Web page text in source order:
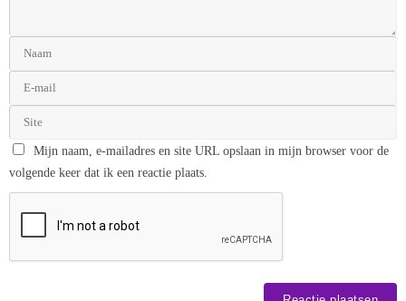
Mijn naam, e-mailadres en site URL opslaan in mijn browser voor de
volgende keer dat ik een reactie plaats.